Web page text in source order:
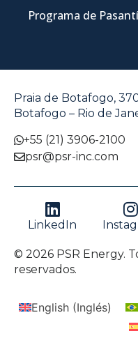
Programa de
Praia de Botafogo,
Botafogo – Rio de
+55 (21) 3906-2100
psr@psr-inc.com
LinkedIn
© 2026 PSR Energy.
reservados.
English (Inglés)